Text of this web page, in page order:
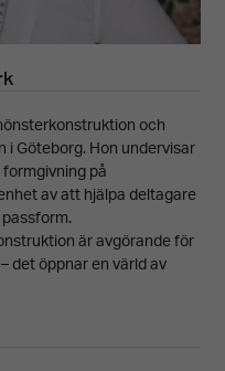
och
Göteborg. Hon undervisar
på
av att hjälpa deltagare
är avgörande för
det öppnar en värld av